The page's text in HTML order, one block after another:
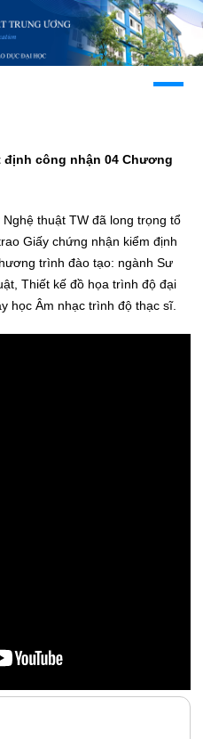
định công nhận 04 Chương
thuật TW đã long trọng tổ
Giấy chứng nhận kiểm định
trình đào tạo: ngành Sư
Thiết kế đồ họa trình độ đại
học Âm nhạc trình độ thạc sĩ.